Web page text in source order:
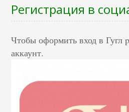
Регистрация в
Чтобы оформить вход в Гугл
аккаунт.